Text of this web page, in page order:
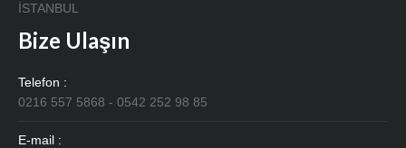
İSTANBUL
Bize Ulaşın
Telefon :
0216 557 5868 - 0542 252 98 85
E-mail :